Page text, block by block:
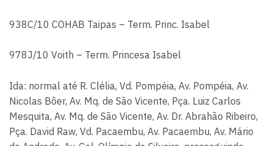
938C/10 COHAB Taipas – Term. Princ. Isabel
978J/10 Voith – Term. Princesa Isabel
Ida: normal até R. Clélia, Vd. Pompéia, Av. Pompéia, Av.
Nicolas Bôer, Av. Mq. de São Vicente, Pça. Luiz Carlos
Mesquita, Av. Mq. de São Vicente, Av. Dr. Abrahão Ribeiro,
Pça. David Raw, Vd. Pacaembu, Av. Pacaembu, Av. Mário